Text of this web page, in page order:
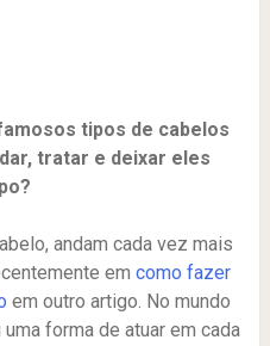
tipos de cabelos
tratar e deixar eles
andam cada vez mais
em como fazer
em outro artigo. No mundo
forma de atuar em cada